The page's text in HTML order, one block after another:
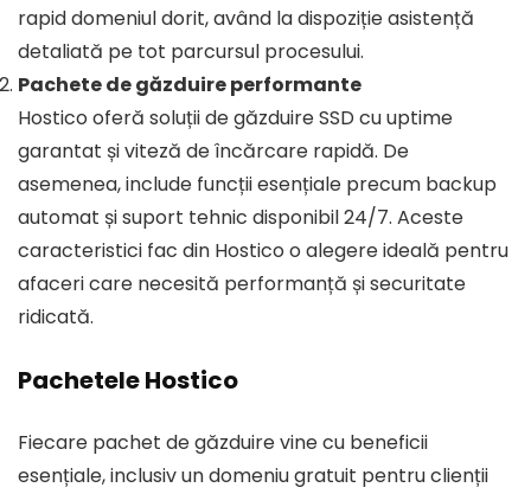
rapid domeniul dorit, având la dispoziție asistență
detaliată pe tot parcursul procesului.
Pachete de găzduire performante
Hostico oferă soluții de găzduire SSD cu uptime
garantat și viteză de încărcare rapidă. De
asemenea, include funcții esențiale precum backup
automat și suport tehnic disponibil 24/7. Aceste
caracteristici fac din Hostico o alegere ideală pentru
afaceri care necesită performanță și securitate
ridicată.
Pachetele Hostico
Fiecare pachet de găzduire vine cu beneficii
esențiale, inclusiv un domeniu gratuit pentru clienții